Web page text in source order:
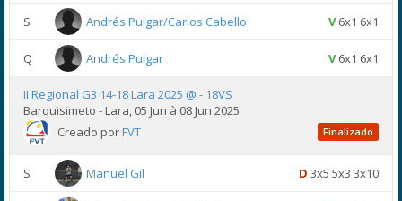
S Andrés Pulgar/Carlos Cabello V6x1 6x1
Q Andrés Pulgar V6x1 6x1
II Regional G3 14-18 Lara 2025 @ - 18VS
Barquisimeto - Lara, 05 Jun à 08 Jun 2025
Creado porFVT Finalizado
S Manuel Gil D 3x5 5x3 3x10